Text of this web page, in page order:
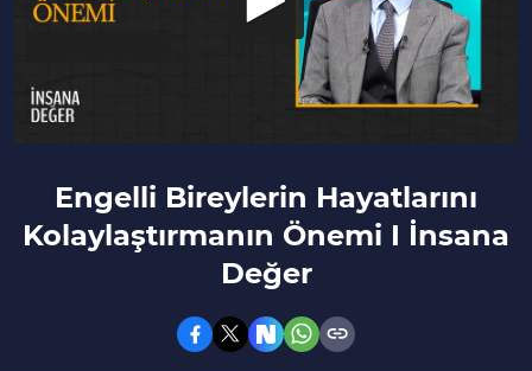
Engelli Bireylerin Hayatlarını
Kolaylaştırmanın Önemi I İnsana
Değer